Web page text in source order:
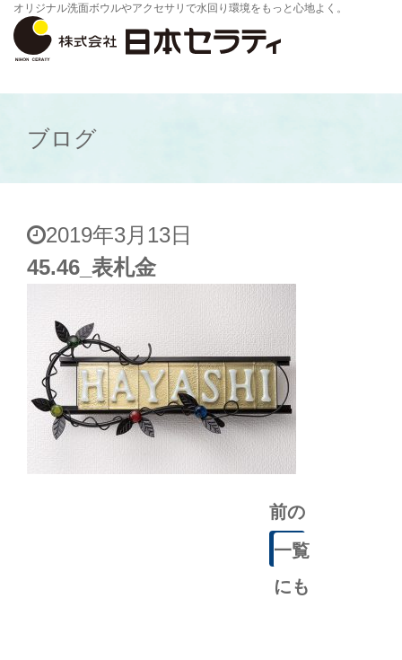
オリジナル洗面ボウルやアクセサリで水回り環境をもっと心地よく。
ブログ
2019年3月13日
45.46_表札金
前の
記事
一覧
にも